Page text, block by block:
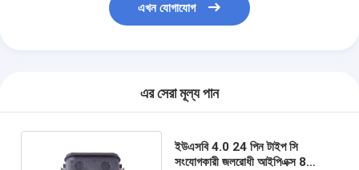
এখন যোগাযোগ
এর সেরা মূল্য পান
ইউএসবি 4.0 24 পিন টাইপ সি
সংযোগকারী জলরোধী আইপিএক্স 8